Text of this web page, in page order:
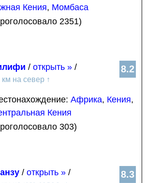
Кения, Момбаса
2351)
8.2
/ открыть » /
км на север ↑
Африка, Кения,
Кения
303)
8.3
/ открыть » /